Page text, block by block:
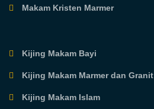
Makam Kristen Marmer
Kijing Makam Bayi
Kijing Makam Marmer dan Granit
Kijing Makam Islam